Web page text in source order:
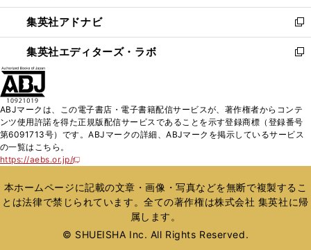
開
く
ウ
で
開
く
ン
ド
ウ
で
ウ
ィ
ン
ド
く
集英社アドナビ
新
し
い
ド
ウ
で
集英社エディターズ・ラボ
新
ィ
ン
ド
開
く
ABJマークは、この電子書店・電子書籍配信サービスが、著作権者からコンテ
ンツ使用許諾を得た正規版配信サービスであることを示す登録商標（登録番号
第6091713号）です。ABJマークの詳細、ABJマークを掲示しているサービス
の一覧はこちら。
https://aebs.or.jp/
新
い
ウ
ィ
ウ
本ホームページに記載の文章・画像・写真などを無断で複製するこ
とは法律で禁じられています。全ての著作権は株式会社 集英社に帰
属します。
© SHUEISHA Inc. All Rights Reserved.